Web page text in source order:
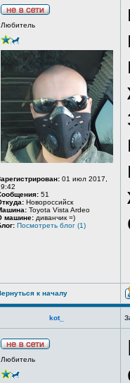
Любитель
01 июл 2017,
51
Новороссийск
Toyota Vista Ardeo
машине: диванчик =)
Посмотреть блог (1)
к началу
kot_
Любитель